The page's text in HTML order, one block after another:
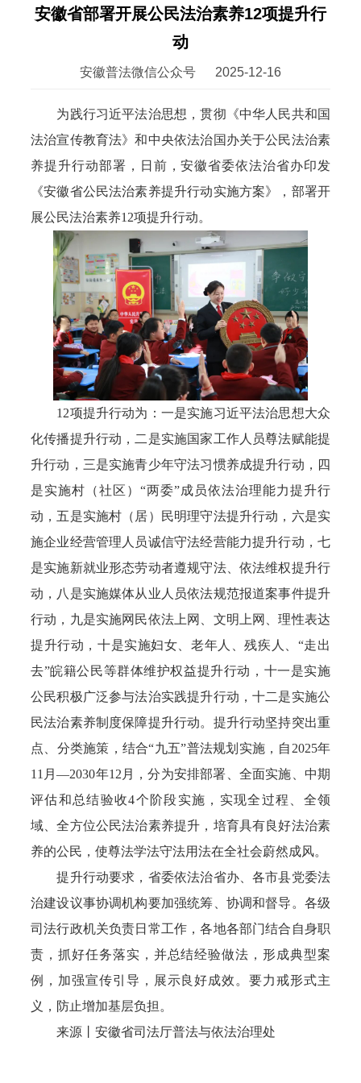
安徽省部署开展公民法治素养12项提升行
动
安徽普法微信公众号 2025-12-16
为践行习近平法治思想，贯彻《中华人民共和国
法治宣传教育法》和中央依法治国办关于公民法治素
养提升行动部署，日前，安徽省委依法治省办印发
《安徽省公民法治素养提升行动实施方案》，部署开
展公民法治素养12项提升行动。
12项提升行动为：一是实施习近平法治思想大众
化传播提升行动，二是实施国家工作人员尊法赋能提
升行动，三是实施青少年守法习惯养成提升行动，四
是实施村（社区）“两委”成员依法治理能力提升行
动，五是实施村（居）民明理守法提升行动，六是实
施企业经营管理人员诚信守法经营能力提升行动，七
是实施新就业形态劳动者遵规守法、依法维权提升行
动，八是实施媒体从业人员依法规范报道案事件提升
行动，九是实施网民依法上网、文明上网、理性表达
提升行动，十是实施妇女、老年人、残疾人、“走出
去”皖籍公民等群体维护权益提升行动，十一是实施
公民积极广泛参与法治实践提升行动，十二是实施公
民法治素养制度保障提升行动。提升行动坚持突出重
点、分类施策，结合“九五”普法规划实施，自2025年
11月—2030年12月，分为安排部署、全面实施、中期
评估和总结验收4个阶段实施，实现全过程、全领
域、全方位公民法治素养提升，培育具有良好法治素
养的公民，使尊法学法守法用法在全社会蔚然成风。
提升行动要求，省委依法治省办、各市县党委法
治建设议事协调机构要加强统筹、协调和督导。各级
司法行政机关负责日常工作，各地各部门结合自身职
责，抓好任务落实，并总结经验做法，形成典型案
例，加强宣传引导，展示良好成效。要力戒形式主
义，防止增加基层负担。
来源丨安徽省司法厅普法与依法治理处